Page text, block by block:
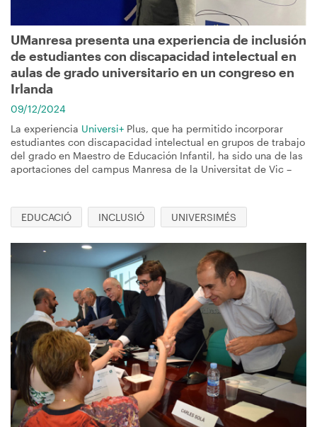
UManresa presenta una experiencia de inclusión
de estudiantes con discapacidad intelectual en
aulas de grado universitario en un congreso en
Irlanda
09/12/2024
La experiencia Universi+ Plus, que ha permitido incorporar
estudiantes con discapacidad intelectual en grupos de trabajo
del grado en Maestro de Educación Infantil, ha sido una de las
aportaciones del campus Manresa de la Universitat de Vic –
EDUCACIÓ INCLUSIÓ UNIVERSIMÉS